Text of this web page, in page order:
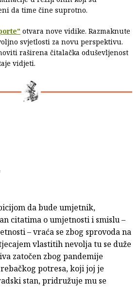
da time čine suprotno.
otvara nove vidike. Razmaknute
svjetlosti za novu perspektivu.
raširena čitalačka oduševljenost
vidjeti.
da bude umjetnik,
citatima o umjetnosti i smislu –
– vraća se zbog sprovoda na
vlastitih nevolja tu se duže
zatočen zbog pandemije
potresa, koji joj je
stan, pridružuje mu se